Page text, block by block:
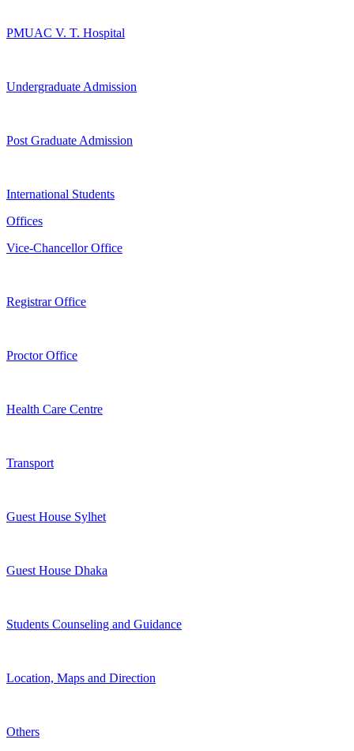
PMUAC V. T. Hospital
Undergraduate Admission
Post Graduate Admission
International Students
Offices
Vice-Chancellor Office
Registrar Office
Proctor Office
Health Care Centre
Transport
Guest House Sylhet
Guest House Dhaka
Students Counseling and Guidance
Location, Maps and Direction
Others